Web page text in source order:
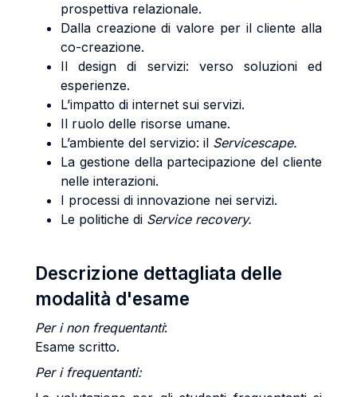
prospettiva relazionale.
Dalla creazione di valore per il cliente alla
co-creazione.
Il design di servizi: verso soluzioni ed
esperienze.
L’impatto di internet sui servizi.
Il ruolo delle risorse umane.
L’ambiente del servizio: il Servicescape.
La gestione della partecipazione del cliente
nelle interazioni.
I processi di innovazione nei servizi.
Le politiche di Service recovery.
Descrizione dettagliata delle
modalità d'esame
Per i non frequentanti:
Esame scritto.
Per i frequentanti: